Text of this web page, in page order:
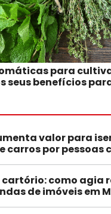
para
seus benefícios
valor para
carros por pessoas
cartório: como agia
de imóveis em